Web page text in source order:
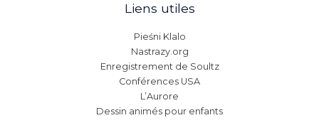
Liens utiles
Pieśni Klalo
Nastrazy.org
Enregistrement de Soultz
Conférences USA
L’Aurore
Dessin animés pour enfants